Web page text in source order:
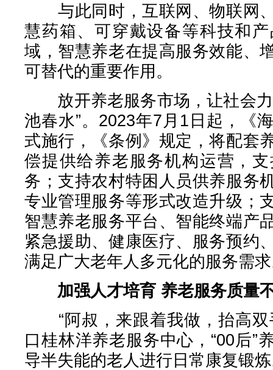
与此同时，互联网、物联网
慧药箱、可穿戴设备等科技和
域，智慧养老在提高服务效能、
可替代的重要作用。
放开养老服务市场，让社会力
池春水”。2023年7月1日起，《
式施行，《条例》规定，将配套
偿提供给养老服务机构运营，
务；支持农村特困人员供养服务
专业管理服务等形式改造升级；
智慧养老服务平台、智能终端产
紧急援助、健康医疗、服务预约
满足广大老年人多元化的服务需
加强人才培育 养老服务质量
“阿叔，来跟着我做，抬高
口桂林洋养老服务中心，“00后”
导半失能的老人进行日常康复锻